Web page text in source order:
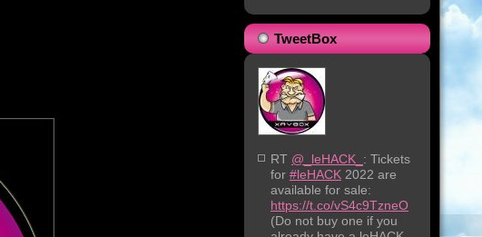
TweetBox
RT @_leHACK_ : Tickets
for #leHACK 2022 are
available for sale:
https://t.co/vS4c9TzneO
(Do not buy one if you